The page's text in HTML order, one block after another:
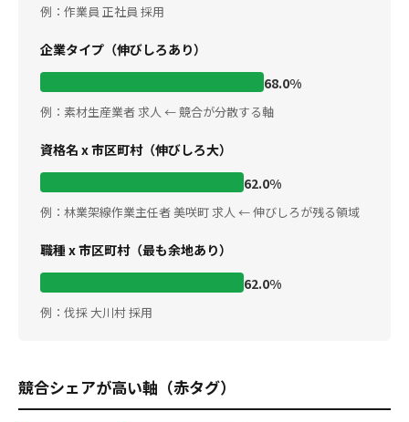
例：作業員 正社員 採用
企業タイプ（伸びしろあり）
68.0%
例：素材生産業者 求人 ← 競合が分散する軸
資格名 x 市区町村（伸びしろ大）
62.0%
例：林業架線作業主任者 美咲町 求人 ← 伸びしろが残る領域
職種 x 市区町村（最も余地あり）
62.0%
例：伐採 大川村 採用
競合シェアが高い軸（赤タグ）